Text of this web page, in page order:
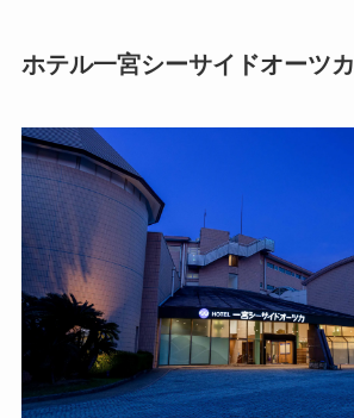
ホテル一宮シーサイドオーツカ